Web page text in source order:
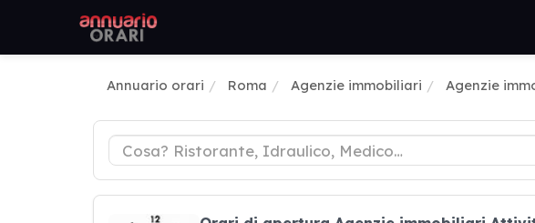
Annuario orari Roma Agenzie immobiliari Agenzie